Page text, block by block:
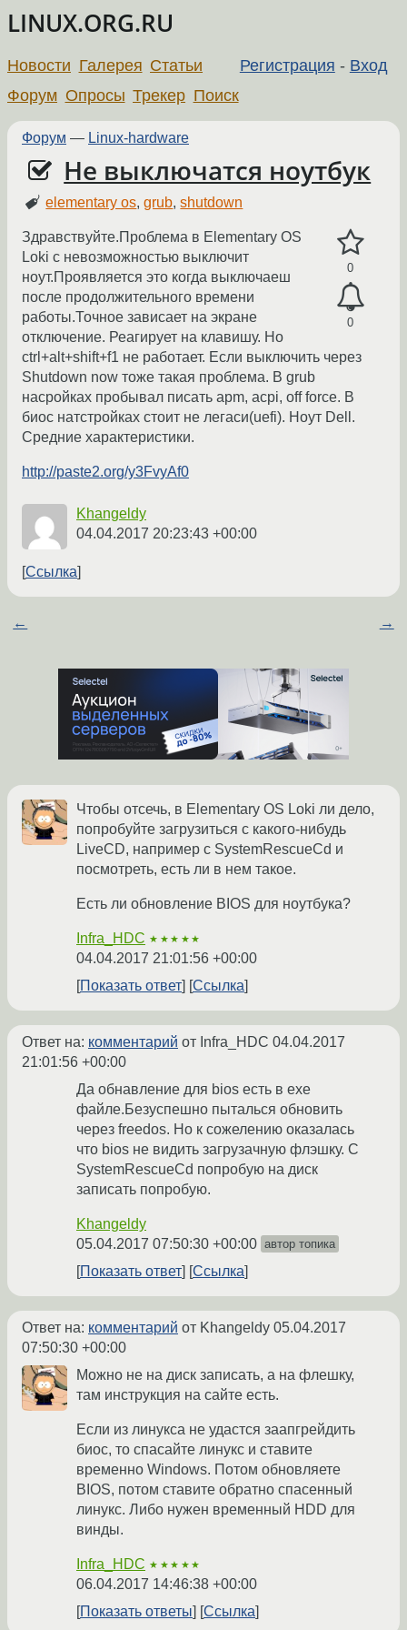
LINUX.ORG.RU
Регистрация - Вход
Новости Галерея Статьи
Форум Опросы Трекер Поиск
Форум — Linux-hardware
Не выключатся ноутбук
elementary os,grub,shutdown
0
0
Здравствуйте.Проблема в Elementary OS
Loki с невозможностью выключит
ноут.Проявляется это когда выключаеш
после продолжительного времени
работы.Точное зависает на экране
отключение. Реагирует на клавишу. Но
ctrl+alt+shift+f1 не работает. Если выключить через
Shutdown now тоже такая проблема. В grub
насройках пробывал писать apm, acpi, off force. В
биос натстройках стоит не легаси(uefi). Ноут Dell.
Средние характеристики.
http://paste2.org/y3FvyAf0
Khangeldy
04.04.2017 20:23:43 +00:00
Ссылка
← →
Чтобы отсечь, в Elementary OS Loki ли дело,
попробуйте загрузиться с какого-нибудь
LiveCD, например с SystemRescueCd и
посмотреть, есть ли в нем такое.
Есть ли обновление BIOS для ноутбука?
Infra_HDC ★★★★★
04.04.2017 21:01:56 +00:00
Показать ответ
Ссылка
Ответ на: комментарий от Infra_HDC 04.04.2017
21:01:56 +00:00
Да обнавление для bios есть в exe
файле.Безуспешно пыталься обновить
через freedos. Но к сожелению оказалась
что bios не видить загрузачную флэшку. С
SystemRescueCd попробую на диск
записать попробую.
Khangeldy
05.04.2017 07:50:30 +00:00 автор топика
Показать ответ Ссылка
Ответ на: комментарий от Khangeldy 05.04.2017
07:50:30 +00:00
Можно не на диск записать, а на флешку,
там инструкция на сайте есть.
Если из линукса не удастся заапгрейдить
биос, то спасайте линукс и ставите
временно Windows. Потом обновляете
BIOS, потом ставите обратно спасенный
линукс. Либо нужен временный HDD для
винды.
Infra_HDC ★★★★★
06.04.2017 14:46:38 +00:00
Показать ответы
Ссылка